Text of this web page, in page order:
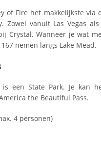
of Fire het makkelijkste via
Zowel vanuit Las Vegas
Crystal. Wanneer je wat
nemen langs Lake Mead.
is een State Park. Je kan
the Beautiful Pass.
4 personen)